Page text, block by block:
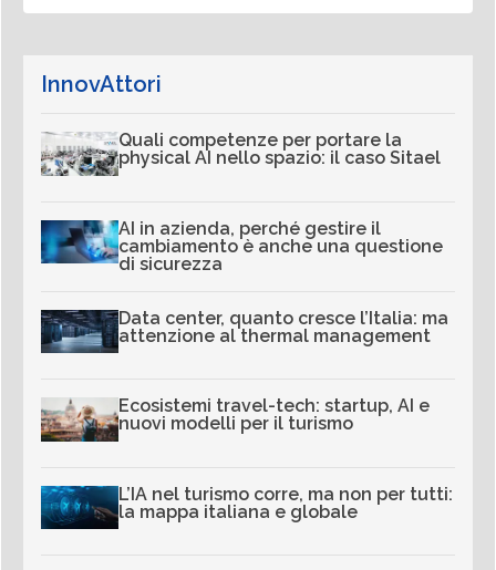
InnovAttori
Quali competenze per portare la
physical AI nello spazio: il caso Sitael
AI in azienda, perché gestire il
cambiamento è anche una questione
di sicurezza
Data center, quanto cresce l’Italia: ma
attenzione al thermal management
Ecosistemi travel-tech: startup, AI e
nuovi modelli per il turismo
L’IA nel turismo corre, ma non per tutti:
la mappa italiana e globale